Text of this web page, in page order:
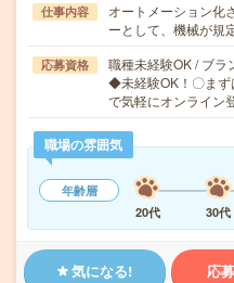
仕事内容
オートメーション化
ーとして、機械が規
応募資格
職種未経験OK / ブラ
◆未経験OK！〇まず
で気軽にオンライ
職場の雰囲気
年齢層
20代
30代
気になる! 応